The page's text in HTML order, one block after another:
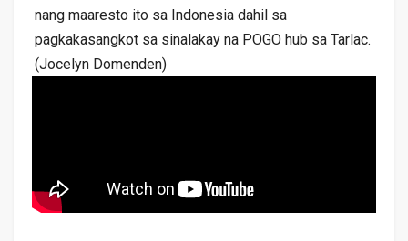
nang maaresto ito sa Indonesia dahil sa
pagkakasangkot sa sinalakay na POGO hub sa Tarlac.
(Jocelyn Domenden)